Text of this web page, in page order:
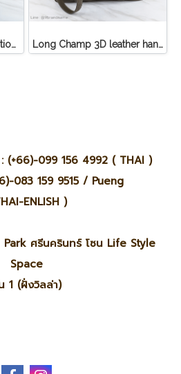
Louis Vuitton Limited Edition Monogram Canvas Sofia Coppola SC Bag Long Champ 3D leather handbag
(+66)-099 156 4992 ( THAI )
083 159 9515 / Pueng
ENLISH )
ศรีนครินทร์ โซน Life Style
Space
1 (ฝั่งวิลล่า)